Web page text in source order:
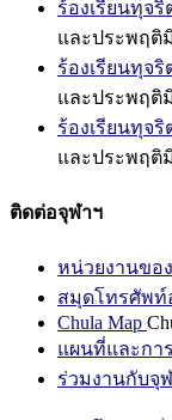
ร้องเรียนทุจ
และประพฤติ
ร้องเรียนทุจ
และประพฤติ
ร้องเรียนทุจ
และประพฤติ
ติดต่อจุฬาฯ
หน่วยงานขอ
สมุดโทรศัพท์
Chula Map
แผนที่และกา
ร่วมงานกับจุ